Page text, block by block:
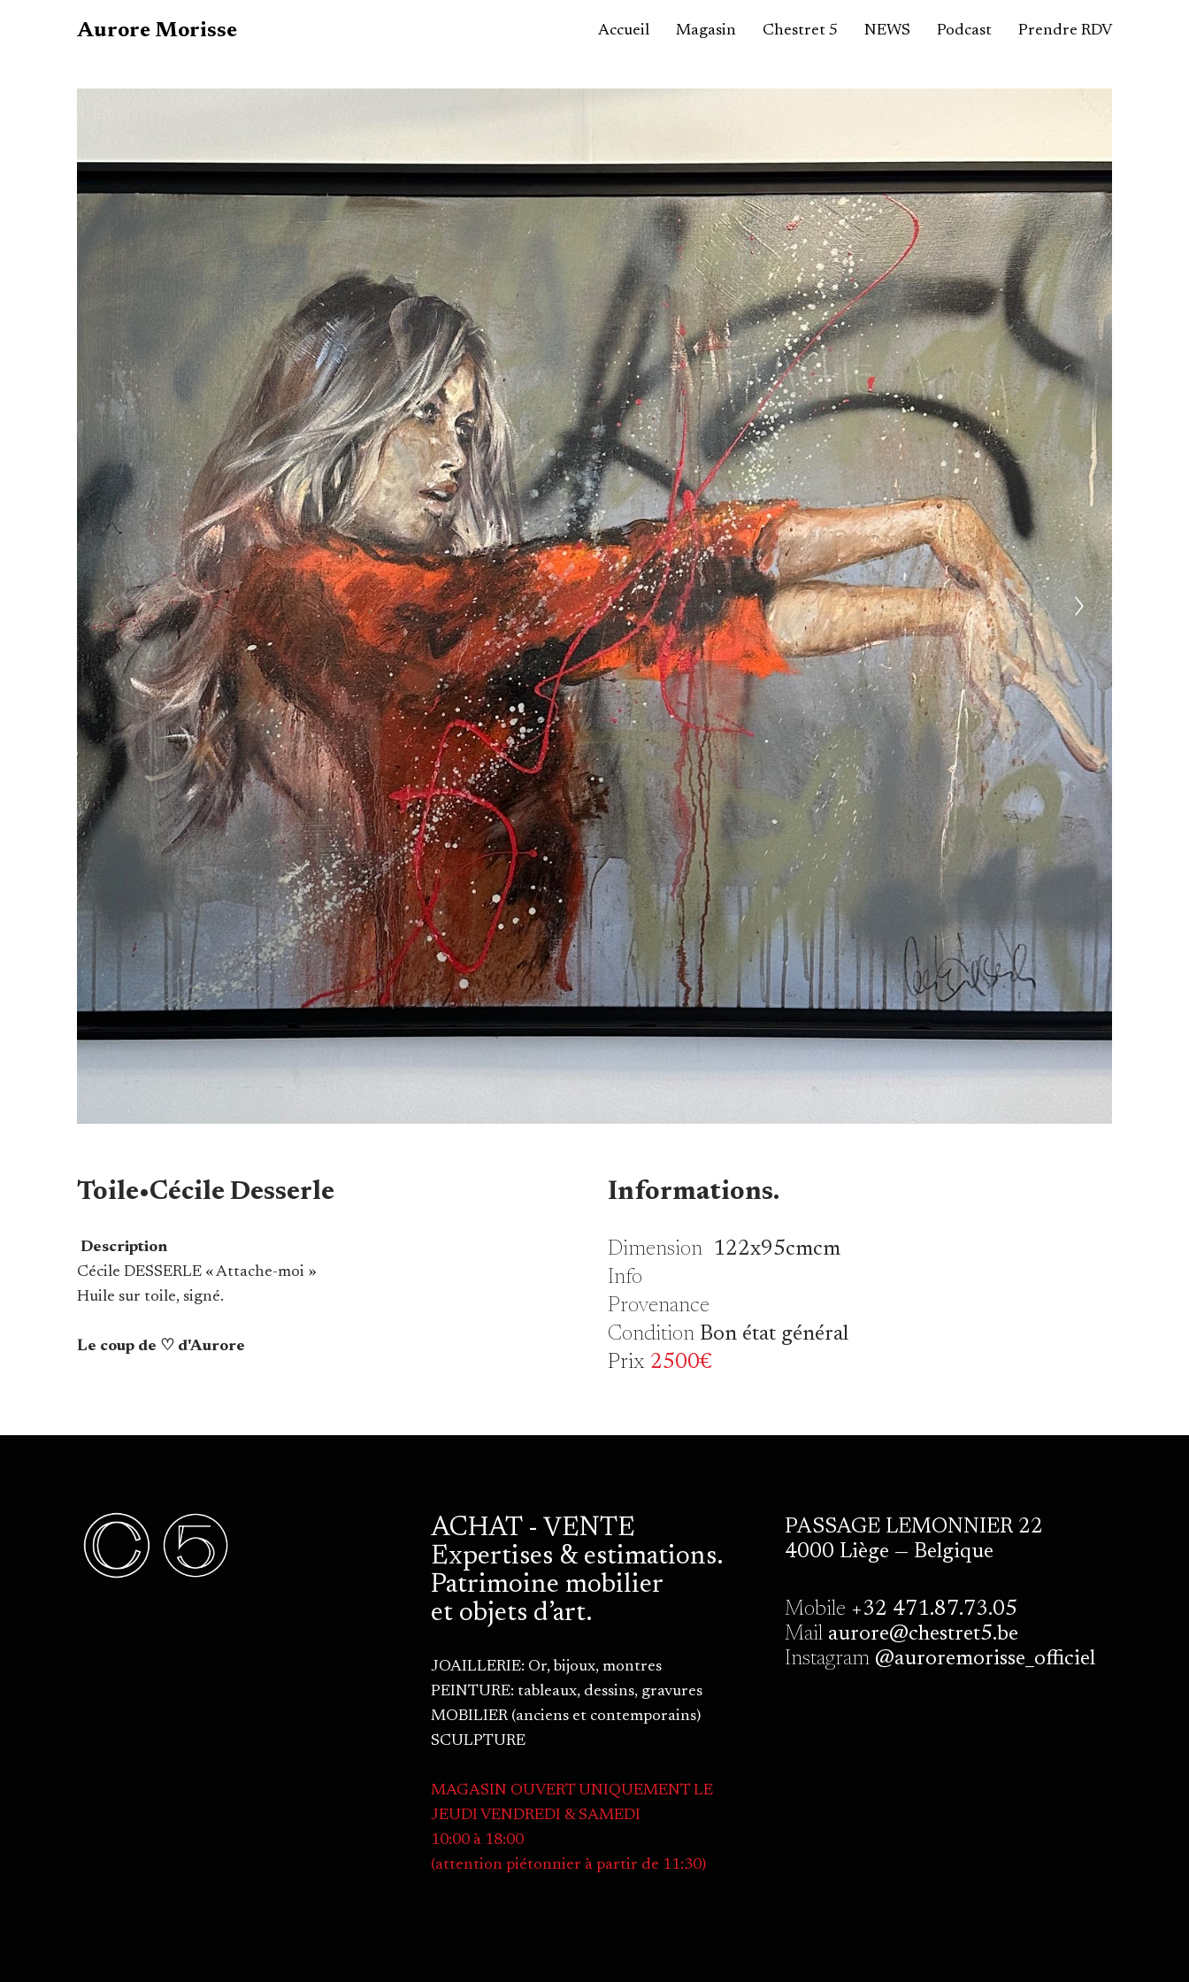
Aurore Morisse Accueil Magasin
Céramique
Luminaires
Mobilier
Sculptures
Tableaux
Verrerie
Autre
Chestret 5 NEWS Podcast Prendre RDV
Toile•Cécile Desserle
Description
Cécile DESSERLE « Attache-moi »
Huile sur toile, signé.
Le coup de ♡ d'Aurore
Informations.
Dimension122x95cmcm
Info
Provenance
Condition Bon état général
Prix 2500€
ACHAT - VENTE
Expertises & estimations.
Patrimoine mobilier
et objets d’art.
JOAILLERIE: Or, bijoux, montres
PEINTURE: tableaux, dessins, gravures
MOBILIER (anciens et contemporains)
SCULPTURE
MAGASIN OUVERT UNIQUEMENT LE
JEUDI VENDREDI & SAMEDI
10:00 à 18:00
(attention piétonnier à partir de 11:30)
PASSAGE LEMONNIER 22
4000 Liège — Belgique
Mobile +32 471.87.73.05
Mailaurore@chestret5.be
Instagram@auroremorisse_officiel